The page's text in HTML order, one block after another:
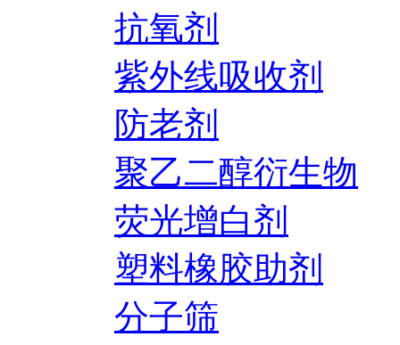
抗氧剂
紫外线吸收剂
防老剂
聚乙二醇衍生物
荧光增白剂
塑料橡胶助剂
分子筛